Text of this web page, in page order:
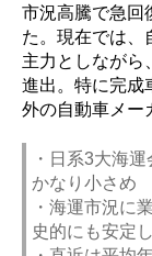
市況高騰で急回
た。現在では、
主力としながら
進出。特に完成
外の自動車メー
・日系3大海
かなり小さめ
・海運市況に
史的にも安定